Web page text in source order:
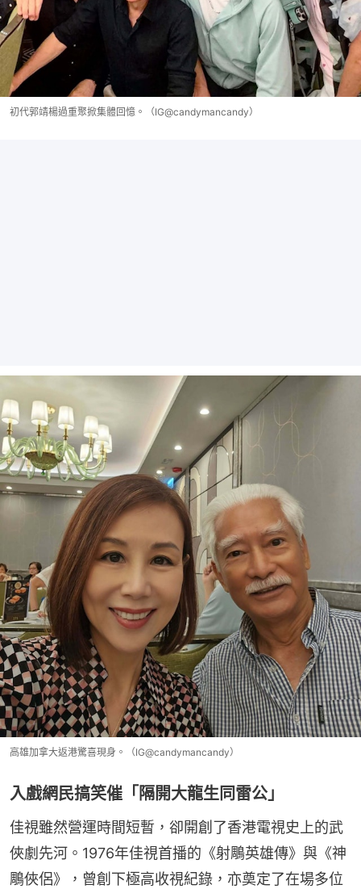
初代郭靖楊過重聚掀集體回憶。（IG@candymancandy）
高雄加拿大返港驚喜現身。（IG@candymancandy）
入戲網民搞笑催「隔開大龍生同雷公」
佳視雖然營運時間短暫，卻開創了香港電視史上的武
俠劇先河。1976年佳視首播的《射鵰英雄傳》與《神
鵰俠侶》，曾創下極高收視紀錄，亦奠定了在場多位